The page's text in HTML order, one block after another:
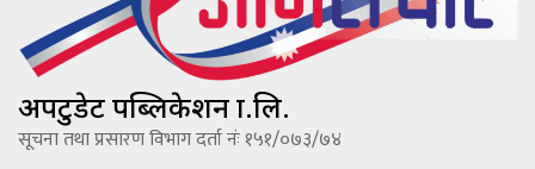
अपटुडेट पब्लिकेशन प्रा.लि.
सूचना तथा प्रसारण विभाग दर्ता नंः १५१/०७३/७४